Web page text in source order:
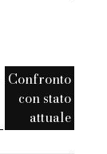
Confronto
con stato
attuale